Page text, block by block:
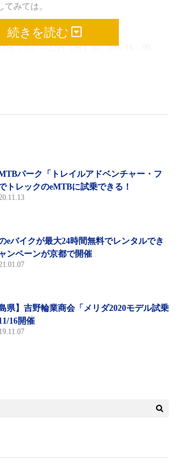
みては。
日（土）～22日（日）10：00～16：00
続きを読む
パーク「トレイルアドベンチャー・フ
トレックのeMTBに試乗できる！
eバイクが最大24時間無料でレンタルでき
ンペーンが京都で開催
島県】吉野輪業商会「メリダ2020モデル試乗
16開催